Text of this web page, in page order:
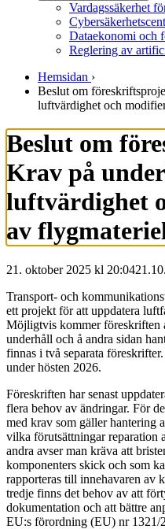
Vardagssäkerhet
Dataekonomi och
Reglering av
Hemsidan ›
Beslut om
luftvärdighet och
Beslut om
Krav på
luftvärdighet
av
21. oktober 2025 kl 20:04
Transport- och
ett projekt för att uppdatera
Möjligtvis kommer föreskriften
underhåll och å andra sidan
finnas i två separata
under hösten 2026.
Föreskriften har senast
flera behov av ändringar. För
med krav som gäller hantering
vilka förutsättningar reparation
andra avser man kräva att
komponenters skick och som
rapporteras till innehavaren av
tredje finns det behov av att
dokumentation och att bättre
EU:s förordning (EU) nr 1321/